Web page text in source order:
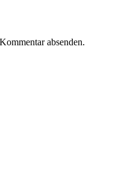
absenden.